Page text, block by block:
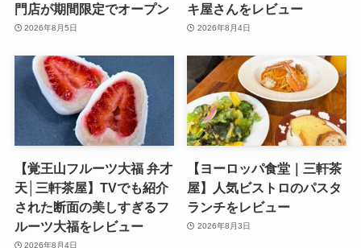
門店が期間限定でオープン
2026年8月5日
キ屋さんをレビュー
2026年8月4日
【覚王山フルーツ大福 弁才
天│三軒茶屋】TVでも紹介
された断面の美しすぎるフ
ルーツ大福をレビュー
2026年8月4日
【ヨーロッパ食堂｜三軒茶
屋】人気ビストロのパスタ
ランチをレビュー
2026年8月3日